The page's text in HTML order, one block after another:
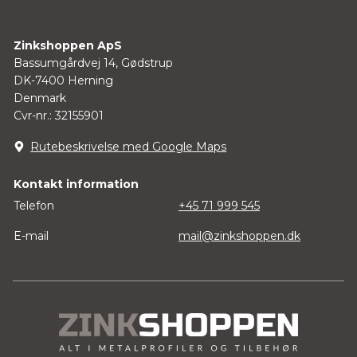
Zinkshoppen ApS
Bassumgårdvej 14, Gødstrup
DK-7400 Herning
Denmark
Cvr-nr.: 32155901
Rutebeskrivelse med Google Maps
Kontakt information
Telefon
E-mail
+45 71 999 545
mail@zinkshoppen.dk